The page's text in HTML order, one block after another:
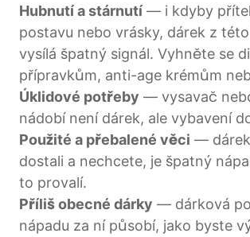
Hubnutí a stárnutí — i kdyby
postavu nebo vrásky, dárek z
vysílá špatný signál. Vyhněte se
přípravkům, anti-age krémům
Úklidové potřeby — vysavač
nádobí není dárek, ale vybavení
Použité a přebalené věci —
dostali a nechcete, je špatný
to provalí.
Příliš obecné dárky — dárková
nápadu za ní působí, jako byste